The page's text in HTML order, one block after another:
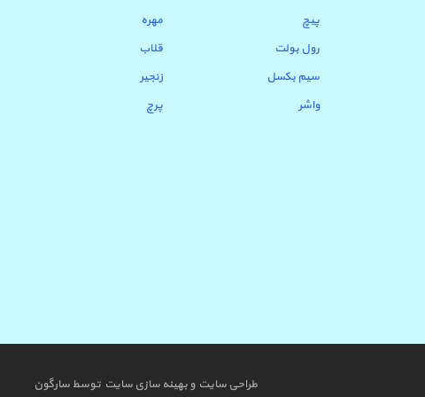
پیچ
مهره
رول بولت
قلاب
سیم بکسل
زنجیر
واشر
پرچ
طراحی سایتو بهینه سازی سایتتوسط سارگون